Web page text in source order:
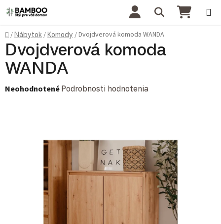
Prejsť na obsah Hľadať
Domov
/Nábytok /Komody /Dvojdverová komoda WANDA
Dvojdverová komoda
WANDA
Priemerné hodnotenie produktu je 0,0 z 5 hviezdičiek.
Neohodnotené Podrobnosti hodnotenia